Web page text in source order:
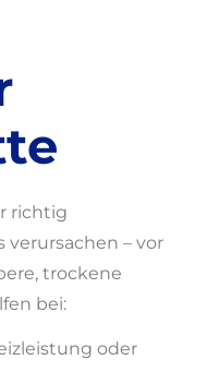
richtig
– vor
trockene
bei:
oder